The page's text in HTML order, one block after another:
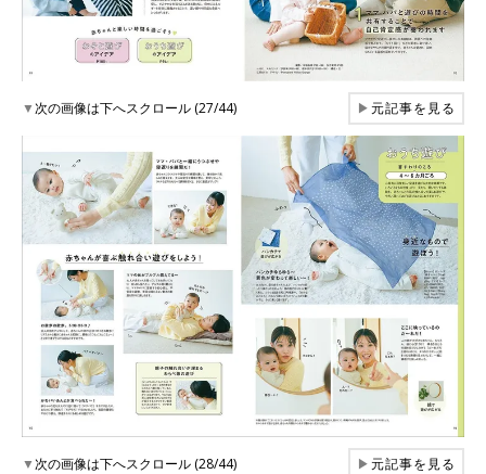
▼次の画像は下へスクロール (27/44) ▶元記事を見る
▼次の画像は下へスクロール (28/44) ▶元記事を見る